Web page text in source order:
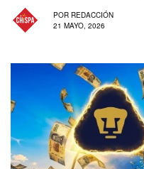
POR REDACCIÓN
21 MAYO, 2026